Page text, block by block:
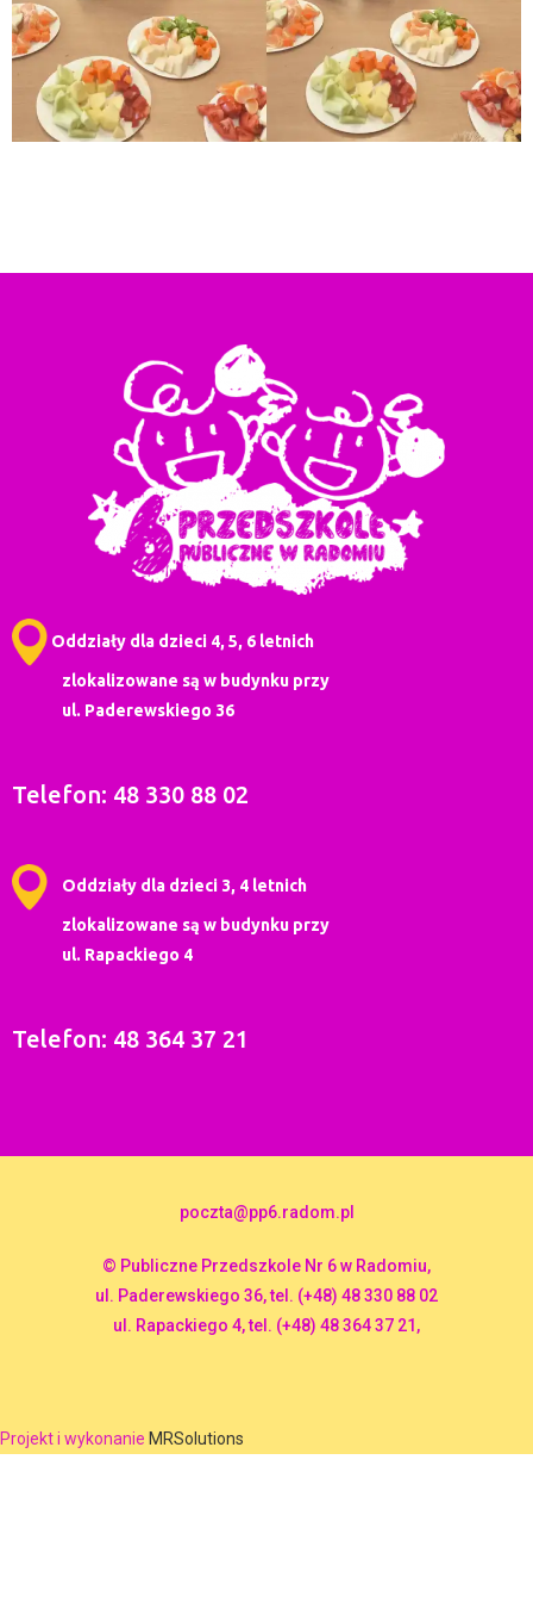
Oddziały dla dzieci 4, 5, 6 letnich
zlokalizowane są w budynku przy
ul. Paderewskiego 36
Telefon: 48 330 88 02
Oddziały dla dzieci 3, 4 letnich
zlokalizowane są w budynku przy
ul. Rapackiego 4
Telefon: 48 364 37 21
poczta@pp6.radom.pl
© Publiczne Przedszkole Nr 6 w Radomiu,
ul. Paderewskiego 36, tel. (+48) 48 330 88 02
ul. Rapackiego 4, tel. (+48) 48 364 37 21,
Projekt i wykonanie MRSolutions